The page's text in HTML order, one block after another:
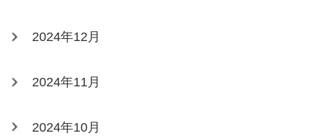
2024年12月
2024年11月
2024年10月